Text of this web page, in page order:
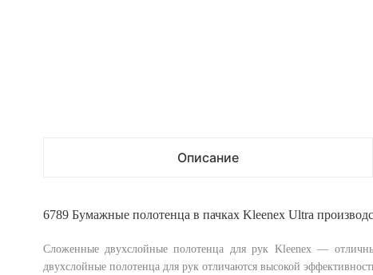
Описание
6789 Бумажные полотенца в пачках Kleenex Ultra
Сложенные двухслойные полотенца для рук Kleenex —
двухслойные полотенца для рук отличаются высокой